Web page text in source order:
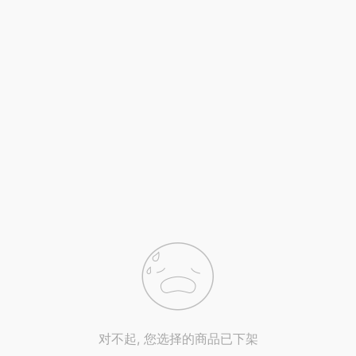
对不起, 您选择的商品已下架